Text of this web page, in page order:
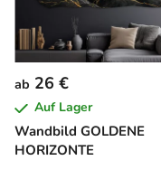
e
d
e
r
P
rWandbild GOLDENE
HORIZONTE
ab 26 €
Auf Lager